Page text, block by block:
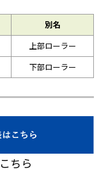
別名
上部ローラー
下部ローラー
ちら